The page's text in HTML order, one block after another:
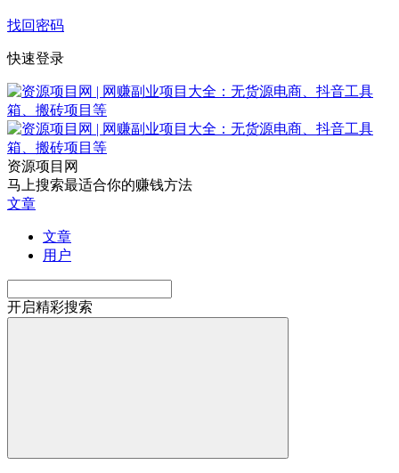
找回密码
快速登录
资源项目网
马上搜索最适合你的赚钱方法
文章
文章
用户
开启精彩搜索